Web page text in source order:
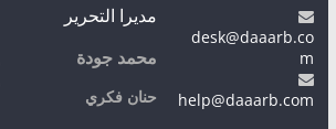
desk@daaarb.co
m
help@daaarb.com
مديرا التحرير
محمد جودة
حنان فكري